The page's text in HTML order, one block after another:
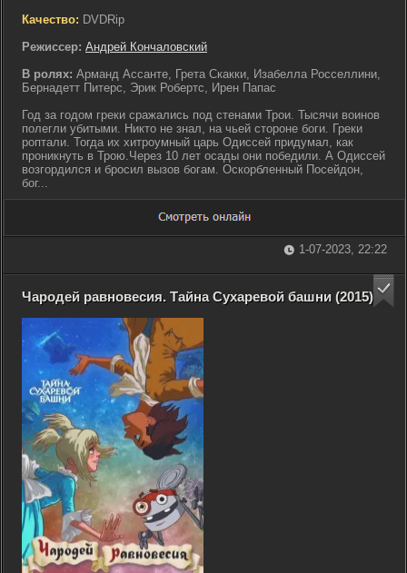
Качество: DVDRip
Режиссер: Андрей Кончаловский
В ролях: Арманд Ассанте, Грета Скакки, Изабелла Росселлини,
Бернадетт Питерс, Эрик Робертс, Ирен Папас
Год за годом греки сражались под стенами Трои. Тысячи воинов
полегли убитыми. Никто не знал, на чьей стороне боги. Греки
роптали. Тогда их хитроумный царь Одиссей придумал, как
проникнуть в Трою.Через 10 лет осады они победили. А Одиссей
возгордился и бросил вызов богам. Оскорбленный Посейдон,
бог...
1-07-2023, 22:22
Чародей равновесия. Тайна Сухаревой башни (2015)